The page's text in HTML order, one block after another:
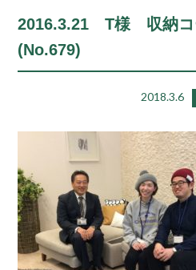
2016.3.21 T様 収納コ
(No.679)
2018.3.6